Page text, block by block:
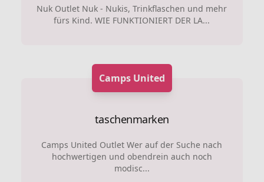
Nuk Outlet Nuk - Nukis, Trinkflaschen und mehr
fürs Kind. WIE FUNKTIONIERT DER LA...
Camps United
taschenmarken
Camps United Outlet Wer auf der Suche nach
hochwertigen und obendrein auch noch
modisc...